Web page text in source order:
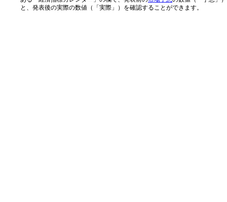
と、発表後の実際の数値（「実際」）を確認することができます。